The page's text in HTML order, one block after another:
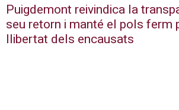
Puigdemont reivindica la
seu retorn i manté el pols ferm
llibertat dels encausats